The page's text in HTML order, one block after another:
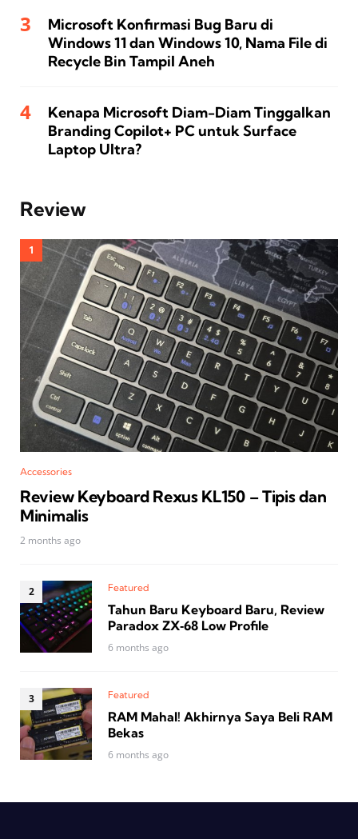
Microsoft Konfirmasi Bug Baru di
Windows 11 dan Windows 10, Nama File di
Recycle Bin Tampil Aneh
Kenapa Microsoft Diam-Diam Tinggalkan
Branding Copilot+ PC untuk Surface
Laptop Ultra?
Review
Accessories
Review Keyboard Rexus KL150 – Tipis dan
Minimalis
2 months ago
Featured
Tahun Baru Keyboard Baru, Review
Paradox ZX‑68 Low Profile
6 months ago
Featured
RAM Mahal! Akhirnya Saya Beli RAM
Bekas
6 months ago